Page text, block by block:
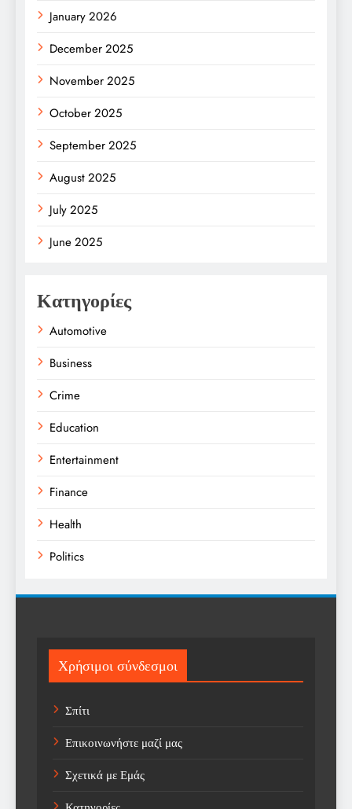
January 2026
December 2025
November 2025
October 2025
September 2025
August 2025
July 2025
June 2025
Κατηγορίες
Automotive
Business
Crime
Education
Entertainment
Finance
Health
Politics
Sport
Sports
Technology
Trending
Weather
Χρήσιμοι σύνδεσμοι
Σπίτι
Επικοινωνήστε μαζί μας
Σχετικά με Εμάς